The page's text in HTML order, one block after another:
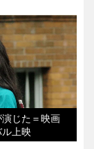
じた＝映画
ル上映